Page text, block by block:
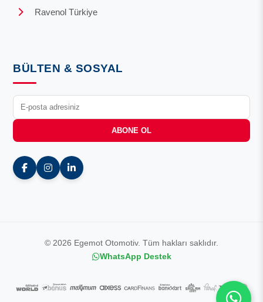
Ravenol Türkiye
BÜLTEN & SOSYAL
ABONE OL
© 2026 Egemot Otomotiv. Tüm hakları saklıdır.
WhatsApp Destek